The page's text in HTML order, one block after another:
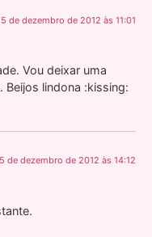
5 de dezembro de 2012 às 11:01
Vou deixar uma
lindona :kissing:
5 de dezembro de 2012 às 14:12